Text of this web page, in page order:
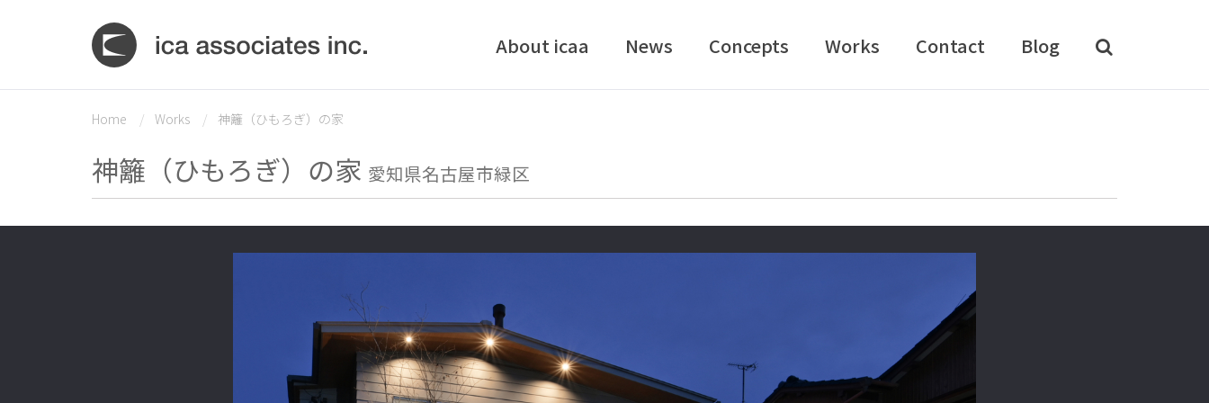
About icaa News Concepts Works Contact Blog
Home Works 神籬（ひもろぎ）の家
神籬（ひもろぎ）の家 愛知県名古屋市緑区